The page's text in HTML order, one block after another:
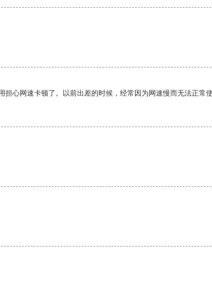
心网速卡顿了。以前出差的时候，经常因为网速慢而无法正常